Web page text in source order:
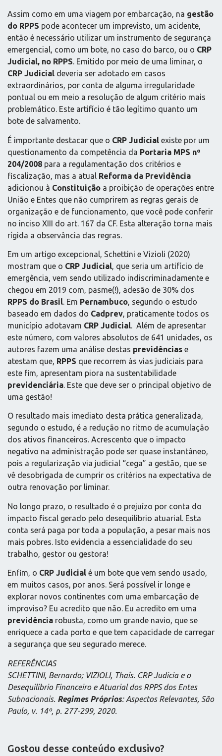
Assim como em uma viagem por embarcação, na gestão
do RPPS pode acontecer um imprevisto, um acidente,
então é necessário utilizar um instrumento de segurança
emergencial, como um bote, no caso do barco, ou o CRP
Judicial, no RPPS. Emitido por meio de uma liminar, o
CRP Judicial deveria ser adotado em casos
extraordinários, por conta de alguma irregularidade
pontual ou em meio a resolução de algum critério mais
problemático. Este artifício é tão legítimo quanto um
bote de salvamento.
É importante destacar que o CRP Judicial existe por um
questionamento da competência da Portaria MPS nº
204/2008 para a regulamentação dos critérios e
fiscalização, mas a atual Reforma da Previdência
adicionou à Constituição a proibição de operações entre
União e Entes que não cumprirem as regras gerais de
organização e de funcionamento, que você pode conferir
no inciso XIII do art. 167 da CF. Esta alteração torna mais
rígida a observância das regras.
Em um artigo excepcional, Schettini e Vizioli (2020)
mostram que o CRP Judicial, que seria um artifício de
emergência, vem sendo utilizado indiscriminadamente e
chegou em 2019 com, pasme(!), adesão de 30% dos
RPPS do Brasil. Em Pernambuco, segundo o estudo
baseado em dados do Cadprev, praticamente todos os
município adotavam CRP Judicial. Além de apresentar
este número, com valores absolutos de 641 unidades, os
autores fazem uma análise destas previdências e
atestam que, RPPS que recorrem às vias judiciais para
este fim, apresentam piora na sustentabilidade
previdenciária. Este que deve ser o principal objetivo de
uma gestão!
O resultado mais imediato desta prática generalizada,
segundo o estudo, é a redução no ritmo de acumulação
dos ativos financeiros. Acrescento que o impacto
negativo na administração pode ser quase instantâneo,
pois a regularização via judicial “cega” a gestão, que se
vê desobrigada de cumprir os critérios na expectativa de
outra renovação por liminar.
No longo prazo, o resultado é o prejuízo por conta do
impacto fiscal gerado pelo desequilíbrio atuarial. Esta
conta será paga por toda a população, a pesar mais nos
mais pobres. Isto evidencia a essencialidade do seu
trabalho, gestor ou gestora!
Enfim, o CRP Judicial é um bote que vem sendo usado,
em muitos casos, por anos. Será possível ir longe e
explorar novos continentes com uma embarcação de
improviso? Eu acredito que não. Eu acredito em uma
previdência robusta, como um grande navio, que se
enriquece a cada porto e que tem capacidade de carregar
a segurança que seu segurado merece.
REFERÊNCIAS
SCHETTINI, Bernardo; VIZIOLI, Thaís. CRP Judicia e o
Desequilíbrio Financeiro e Atuarial dos RPPS dos Entes
Subnacionais. Regimes Próprios: Aspectos Relevantes, São
Paulo, v. 14º, p. 277-299, 2020.
Gostou desse conteúdo exclusivo?